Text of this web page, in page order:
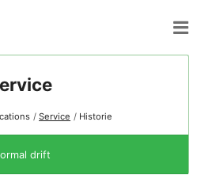
Service Historie
drift